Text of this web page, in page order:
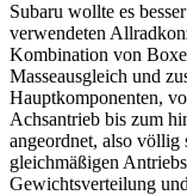
Subaru wollte es
verwendeten
Kombination von
Masseausgleich und
Hauptkomponenten,
Achsantrieb bis zum
angeordnet, also völlig
gleichmäßigen
Gewichtsverteilung